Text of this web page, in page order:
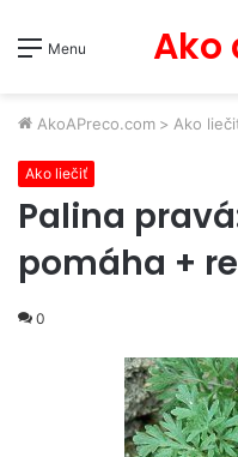
Menu Ako
AkoAPreco.com > Ako
Ako liečiť
Palina
pomáha +
0